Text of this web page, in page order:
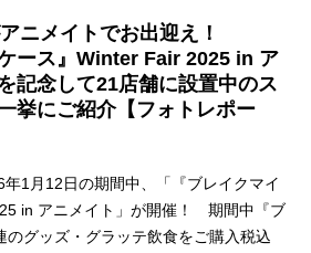
ニメイトでお出迎え！
ース』Winter Fair 2025 in ア
記念して21店舗に設置中のス
挙にご紹介【フォトレポー
1月12日の期間中、「『ブレイクマイ
in アニメイト」が開催！ 期間中『ブ
のグッズ・グラッテ飲食をご購入税込